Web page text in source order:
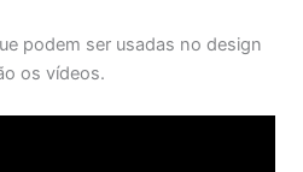
podem ser usadas no design
os vídeos.